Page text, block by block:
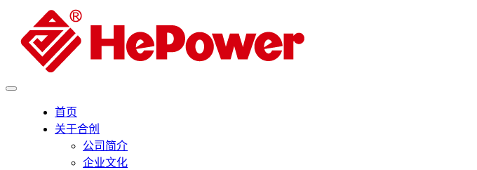
首页
关于合创
公司简介
企业文化